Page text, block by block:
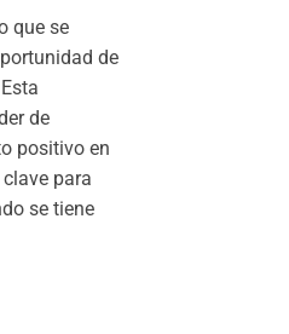
que se
de
de
positivo en
para
se tiene